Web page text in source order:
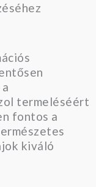
termeléséért
fontos a
kiváló